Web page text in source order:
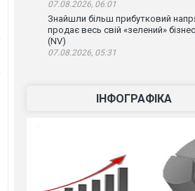
07.08.2026, 06:01
Знайшли більш прибутковий
продає весь свій «зелений»
(NV)
07.08.2026, 05:31
ІНФОГРАФІКА